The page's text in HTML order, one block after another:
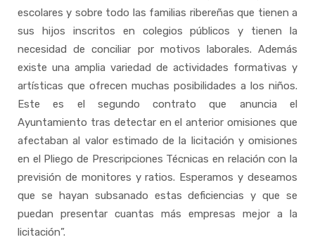
escolares y sobre todo las familias ribereñas que tienen a
sus hijos inscritos en colegios públicos y tienen la
necesidad de conciliar por motivos laborales. Además
existe una amplia variedad de actividades formativas y
artísticas que ofrecen muchas posibilidades a los niños.
Este es el segundo contrato que anuncia el
Ayuntamiento tras detectar en el anterior omisiones que
afectaban al valor estimado de la licitación y omisiones
en el Pliego de Prescripciones Técnicas en relación con la
previsión de monitores y ratios. Esperamos y deseamos
que se hayan subsanado estas deficiencias y que se
puedan presentar cuantas más empresas mejor a la
licitación”.